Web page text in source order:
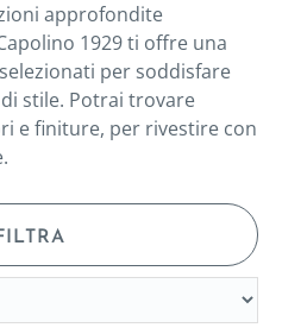
approfondite
1929 ti offre una
per soddisfare
stile. Potrai trovare
e finiture, per rivestire con